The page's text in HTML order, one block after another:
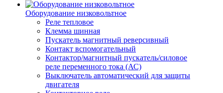
Оборудование низковольтное
Реле тепловое
Клемма шинная
Пускатель магнитный реверсивный
Контакт вспомогательный
Контактор/магнитный пускатель/силовое
реле переменного тока (АС)
Выключатель автоматический для защиты
двигателя